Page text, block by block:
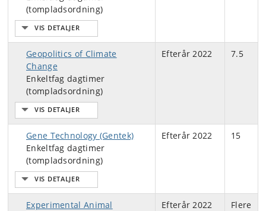
(tompladsordning)
Geopolitics of Climate
Change
Enkeltfag dagtimer
(tompladsordning)
Efterår 2022 7.5
Gene Technology (Gentek)
Enkeltfag dagtimer
(tompladsordning)
Efterår 2022 15
Experimental Animal
Efterår 2022 Flere